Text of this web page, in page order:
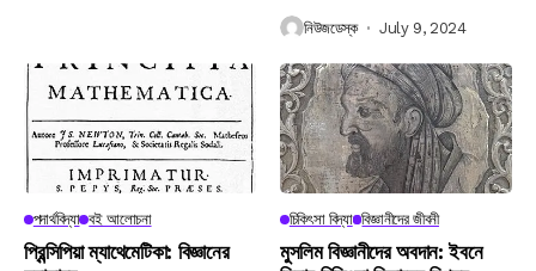
নিউজডেস্ক July 9, 2024
পদার্থবিদ্যা বই আলোচনা
প্রিন্সিপিয়া ম্যাথেমেটিকা: বিজ্ঞানের
চিকিৎসা বিদ্যা বিজ্ঞানীদের জীবনী
মুসলিম বিজ্ঞানীদের অবদান: ইবনে